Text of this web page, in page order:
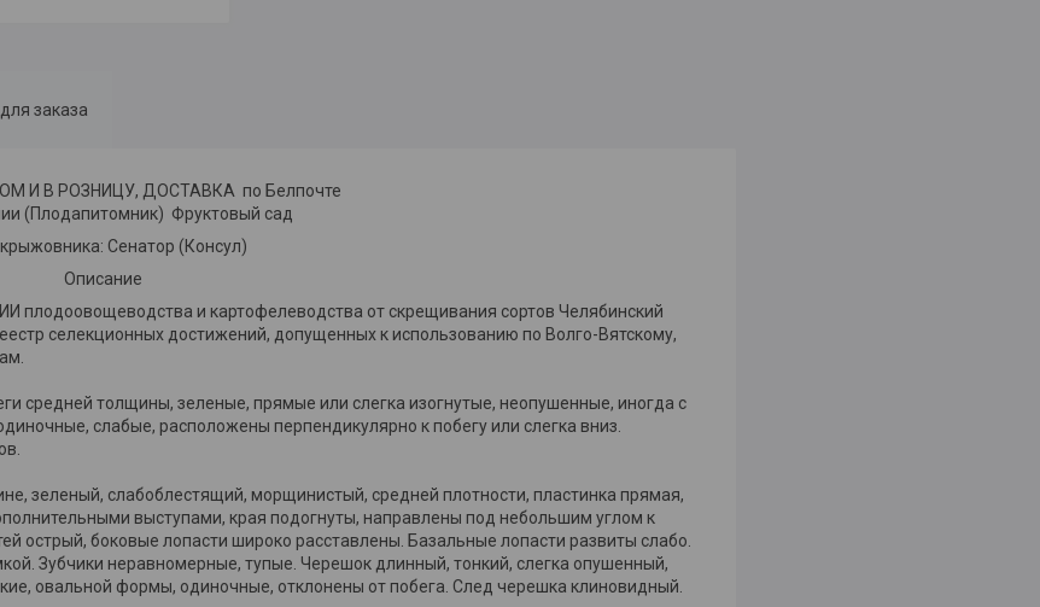
заказа
И В РОЗНИЦУ, ДОСТАВКА по Белпочте
(Плодапитомник) Фруктовый сад
Сенатор (Консул)
Описание
плодоовощеводства и картофелеводства от скрещивания сортов Челябинский
селекционных достижений, допущенных к использованию по Волго-Вятскому,
средней толщины, зеленые, прямые или слегка изогнутые, неопушенные, иногда с
слабые, расположены перпендикулярно к побегу или слегка вниз.
зеленый, слабоблестящий, морщинистый, средней плотности, пластинка прямая,
выступами, края подогнуты, направлены под небольшим углом к
острый, боковые лопасти широко расставлены. Базальные лопасти развиты слабо.
Зубчики неравномерные, тупые. Черешок длинный, тонкий, слегка опушенный,
овальной формы, одиночные, отклонены от побега. След черешка клиновидный.